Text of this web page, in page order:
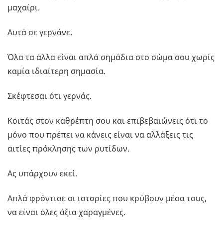
μαχαίρι.
Αυτά σε γερνάνε.
Όλα τα άλλα είναι απλά σημάδια στο σώμα σου χωρίς
καμία ιδιαίτερη σημασία.
Σκέφτεσαι ότι γερνάς.
Κοιτάς στον καθρέπτη σου και επιβεβαιώνεις ότι το
μόνο που πρέπει να κάνεις είναι να αλλάξεις τις
αιτίες πρόκλησης των ρυτίδων.
Ας υπάρχουν εκεί.
Απλά φρόντισε οι ιστορίες που κρύβουν μέσα τους,
να είναι όλες άξια χαραγμένες.